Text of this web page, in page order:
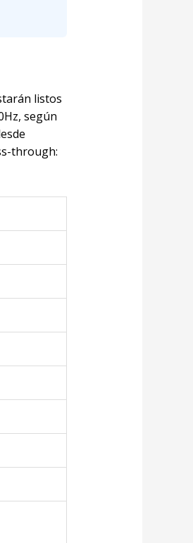
listos
según
through: